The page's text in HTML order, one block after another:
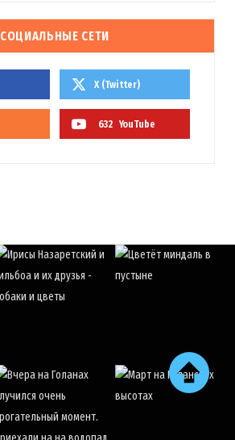
СОЦИАЛЬНЫЕ СЕТИ
X (Twitter)
632 YouTube